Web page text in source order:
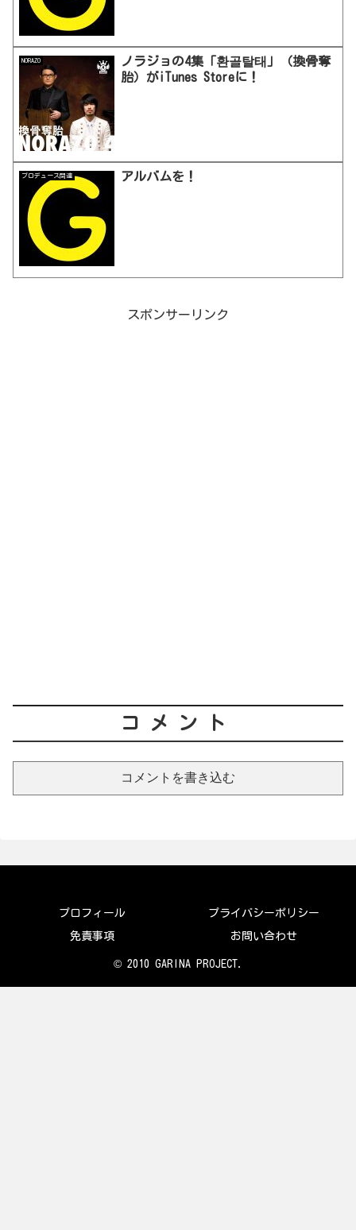
NORAZO
ノラジョの4集「환골탈태」（換骨奪
胎）がiTunes Storeに！
プロデュース関連 アルバムを！
スポンサーリンク
コメント
コメントを書き込む
プロフィール プライバシーポリシー
免責事項 お問い合わせ
© 2010 GARINA PROJECT.